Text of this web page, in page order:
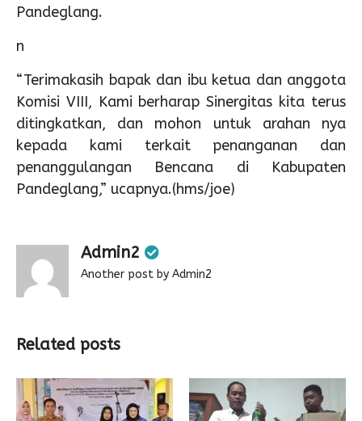
Pandeglang.
n
“Terimakasih bapak dan ibu ketua dan anggota
Komisi VIII, Kami berharap Sinergitas kita terus
ditingkatkan, dan mohon untuk arahan nya
kepada kami terkait penanganan dan
penanggulangan Bencana di Kabupaten
Pandeglang,” ucapnya.(hms/joe)
Admin2
Another post by Admin2
Related posts